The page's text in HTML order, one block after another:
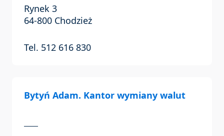
Rynek 3
64-800 Chodzież
Tel. 512 616 830
Bytyń Adam. Kantor wymiany walut